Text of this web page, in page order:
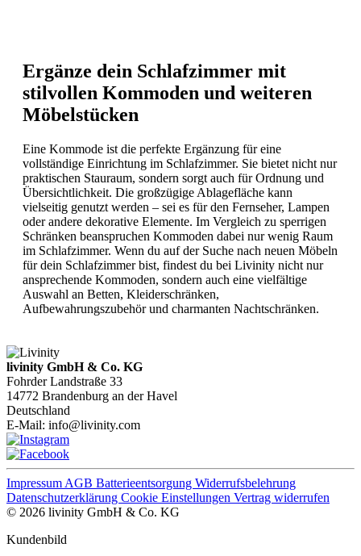
Ergänze dein Schlafzimmer mit
stilvollen Kommoden und weiteren
Möbelstücken
Eine Kommode ist die perfekte Ergänzung für eine
vollständige Einrichtung im Schlafzimmer. Sie bietet nicht nur
praktischen Stauraum, sondern sorgt auch für Ordnung und
Übersichtlichkeit. Die großzügige Ablagefläche kann
vielseitig genutzt werden – sei es für den Fernseher, Lampen
oder andere dekorative Elemente. Im Vergleich zu sperrigen
Schränken beanspruchen Kommoden dabei nur wenig Raum
im Schlafzimmer. Wenn du auf der Suche nach neuen Möbeln
für dein Schlafzimmer bist, findest du bei Livinity nicht nur
ansprechende Kommoden, sondern auch eine vielfältige
Auswahl an Betten, Kleiderschränken,
Aufbewahrungszubehör und charmanten Nachtschränken.
livinity GmbH & Co. KG
Fohrder Landstraße 33
14772 Brandenburg an der Havel
Deutschland
E-Mail: info@livinity.com
Impressum AGB Batterieentsorgung Widerrufsbelehrung
Datenschutzerklärung Cookie Einstellungen Vertrag widerrufen
© 2026 livinity GmbH & Co. KG
Kundenbild